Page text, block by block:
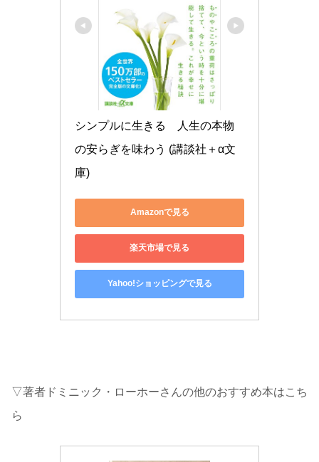
シンプルに生きる　人生の本物
の安らぎを味わう (講談社＋α文
庫)
Amazonで見る
楽天市場で見る
Yahoo!ショッピングで見る
▽著者ドミニック・ローホーさんの他のおすすめ本はこち
ら